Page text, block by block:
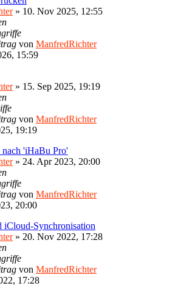
» 10. Nov 2025, 12:55
von ManfredRichter
15:59
» 15. Sep 2025, 19:19
von ManfredRichter
19:19
'iHaBu Pro'
» 24. Apr 2023, 20:00
von ManfredRichter
20:00
iCloud-Synchronisation
» 20. Nov 2022, 17:28
von ManfredRichter
17:28